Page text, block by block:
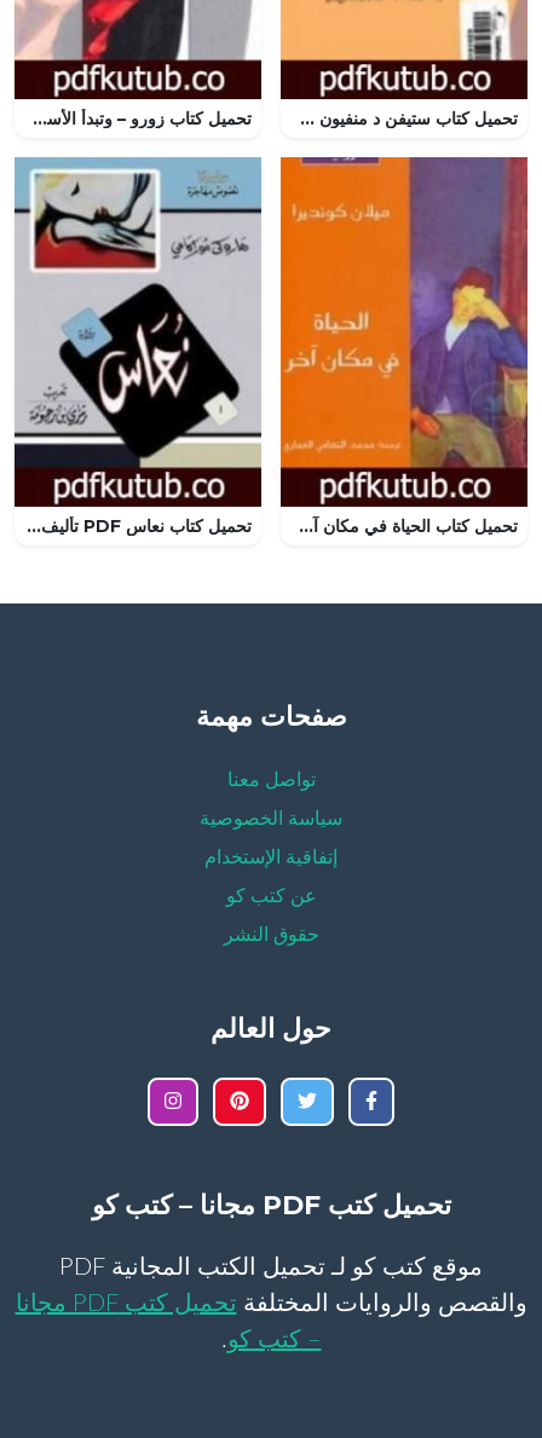
تحميل كتاب ستيفن د منفيون PDF تأليف جيمس جويس مجانا [كامل] تحميل كتاب زورو – وتبدأ الأسطورة PDF تأليف ايزابيل الليندي مجانا [كامل]
تحميل كتاب الحياة في مكان آخر PDF تأليف ميلان كونديرا مجانا [كامل] تحميل كتاب نعاس PDF تأليف هاروكي موراكامي مجانا [كامل]
صفحات مهمة
تواصل معنا
سياسة الخصوصية
إتفاقية الإستخدام
عن كتب كو
حقوق النشر
حول العالم
تحميل كتب PDF مجانا – كتب كو
موقع كتب كو لـ تحميل الكتب المجانية PDF
والقصص والروايات المختلفة
تحميل كتب PDF مجانا
– كتب كو.